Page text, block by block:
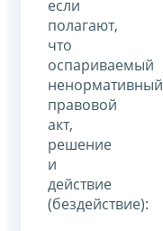
если
полагают,
что
оспариваемый
ненормативный
правовой
акт,
решение
и
действие
(бездействие):